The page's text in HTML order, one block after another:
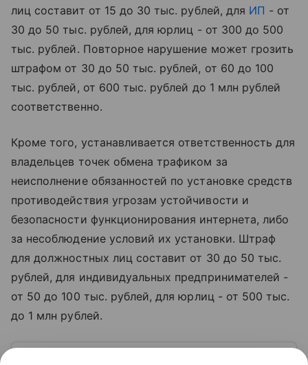
лиц составит от 15 до 30 тыс. рублей, для ИП - от
30 до 50 тыс. рублей, для юрлиц - от 300 до 500
тыс. рублей. Повторное нарушение может грозить
штрафом от 30 до 50 тыс. рублей, от 60 до 100
тыс. рублей, от 600 тыс. рублей до 1 млн рублей
соответственно.
Кроме того, устанавливается ответственность для
владельцев точек обмена трафиком за
неисполнение обязанностей по установке средств
противодействия угрозам устойчивости и
безопасности функционирования интернета, либо
за несоблюдение условий их установки. Штраф
для должностных лиц составит от 30 до 50 тыс.
рублей, для индивидуальных предпринимателей -
от 50 до 100 тыс. рублей, для юрлиц - от 500 тыс.
до 1 млн рублей.